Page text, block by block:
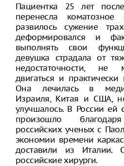
Пациентка 25 лет
перенесла
развилось сужение
деформировался и
выполнять свои
девушка страдала от
недостаточности, не
двигаться и
Она лечилась в
Израиля, Китая и США,
улучшалось. В России ей
произошло
российских ученых с
экономии времени
доставили из Италии.
российские хирурги.